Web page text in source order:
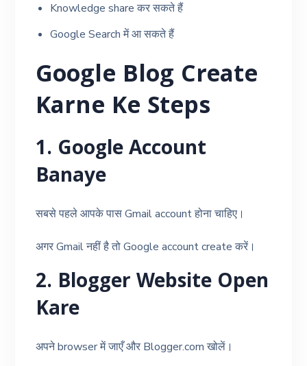
Knowledge share कर सकते हैं
Google Search में आ सकते हैं
Google Blog Create
Karne Ke Steps
1. Google Account
Banaye
सबसे पहले आपके पास Gmail account होना चाहिए।
अगर Gmail नहीं है तो Google account create करें।
2. Blogger Website Open
Kare
अपने browser में जाएँ और Blogger.com खोलें।